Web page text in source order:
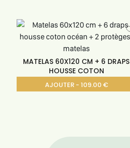
MATELAS 60X120 CM + 6 DRAPS
HOUSSE COTON
AJOUTER - 109.00 €